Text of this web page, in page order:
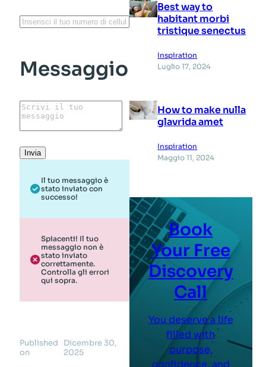
Messaggio
Invia
Il tuo messaggio è
stato inviato con
successo!
Spiacenti! Il tuo
messaggio non è
stato inviato
correttamente.
Controlla gli errori
qui sopra.
Published
on
Dicembre 30,
2025
Best way to
habitant morbi
tristique senectus
Inspiration
Luglio 17, 2024
How to make nulla
glavrida amet
Inspiration
Maggio 11, 2024
Book
Your Free
Discovery
Call
You deserve a life
filled with
purpose,
confidence, and